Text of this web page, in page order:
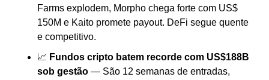
Farms explodem, Morpho chega forte com US$
150M e Kaito promete payout. DeFi segue quente
e competitivo.
📈 Fundos cripto batem recorde com US$188B
sob gestão — São 12 semanas de entradas,